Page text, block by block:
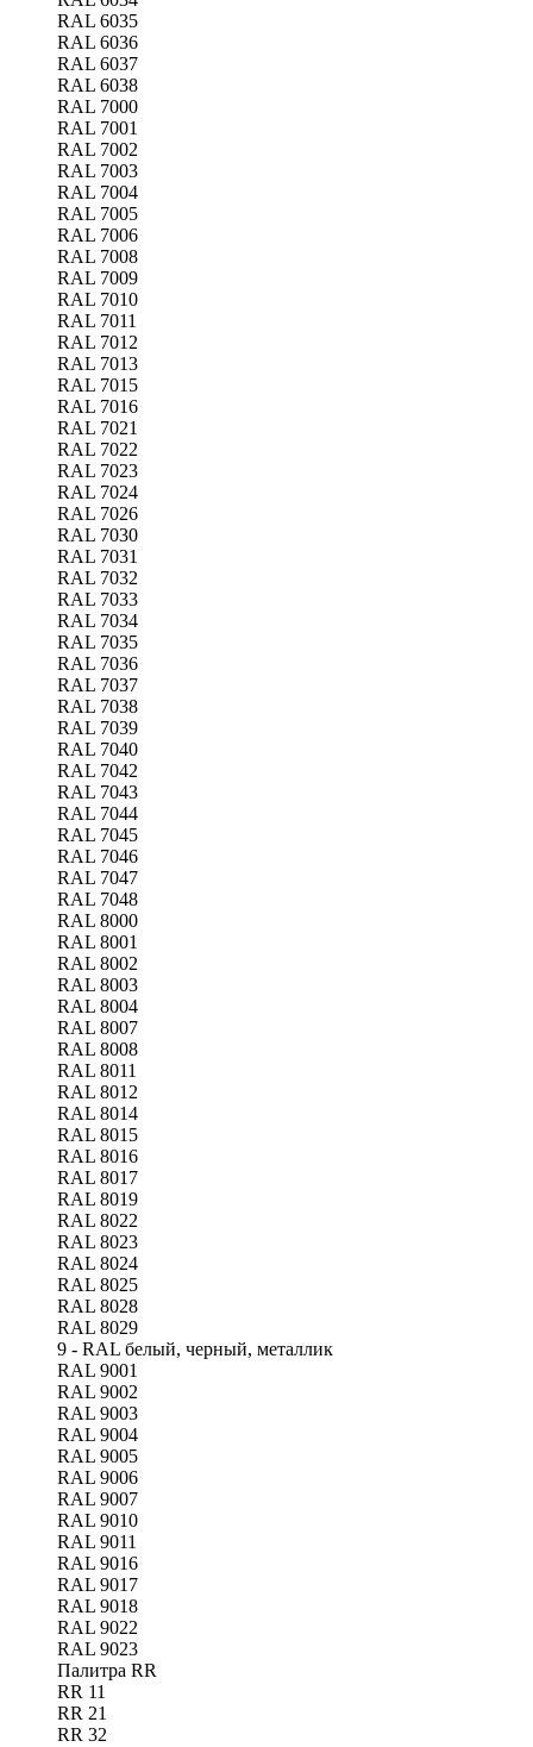
RAL 6035
RAL 6036
RAL 6037
RAL 6038
RAL 7000
RAL 7001
RAL 7002
RAL 7003
RAL 7004
RAL 7005
RAL 7006
RAL 7008
RAL 7009
RAL 7010
RAL 7011
RAL 7012
RAL 7013
RAL 7015
RAL 7016
RAL 7021
RAL 7022
RAL 7023
RAL 7024
RAL 7026
RAL 7030
RAL 7031
RAL 7032
RAL 7033
RAL 7034
RAL 7035
RAL 7036
RAL 7037
RAL 7038
RAL 7039
RAL 7040
RAL 7042
RAL 7043
RAL 7044
RAL 7045
RAL 7046
RAL 7047
RAL 7048
RAL 8000
RAL 8001
RAL 8002
RAL 8003
RAL 8004
RAL 8007
RAL 8008
RAL 8011
RAL 8012
RAL 8014
RAL 8015
RAL 8016
RAL 8017
RAL 8019
RAL 8022
RAL 8023
RAL 8024
RAL 8025
RAL 8028
RAL 8029
9 - RAL белый, черный, металлик
RAL 9001
RAL 9002
RAL 9003
RAL 9004
RAL 9005
RAL 9006
RAL 9007
RAL 9010
RAL 9011
RAL 9016
RAL 9017
RAL 9018
RAL 9022
RAL 9023
Палитра RR
RR 11
RR 21
RR 32